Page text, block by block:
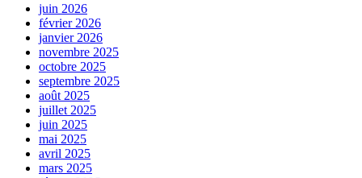
juin 2026
février 2026
janvier 2026
novembre 2025
octobre 2025
septembre 2025
août 2025
juillet 2025
juin 2025
mai 2025
avril 2025
mars 2025